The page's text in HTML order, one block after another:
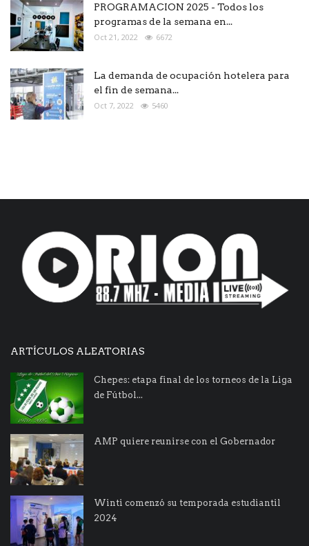
PROGRAMACION 2025 - Todos los
programas de la semana en...
Oct 21, 2022 6672
La demanda de ocupación hotelera para
el fin de semana...
Oct 7, 2022 5460
ARTÍCULOS ALEATORIAS
Chepes: etapa final de los torneos de la Liga
de Fútbol...
AMP quiere reunirse con el Gobernador
Winti comenzó su temporada estudiantil
2024